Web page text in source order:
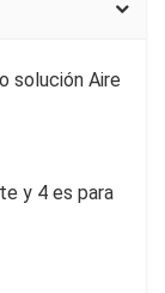
solución Aire
y 4 es para